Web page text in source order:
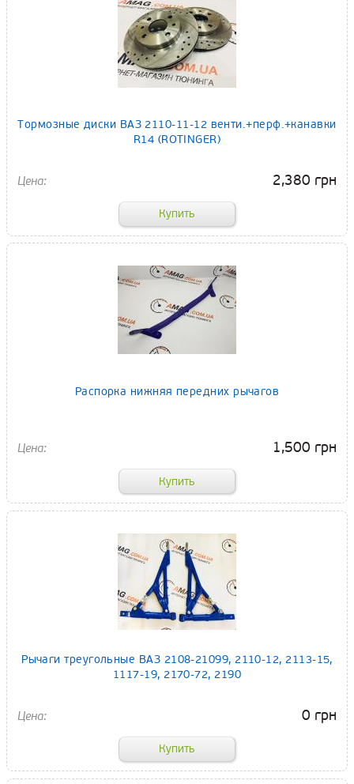
Тормозные диски ВАЗ 2110-11-12 венти.+перф.+канавки
R14 (ROTINGER)
2,380 грн
Распорка нижняя передних рычагов
1,500 грн
Рычаги треугольные ВАЗ 2108-21099, 2110-12, 2113-15,
1117-19, 2170-72, 2190
0 грн